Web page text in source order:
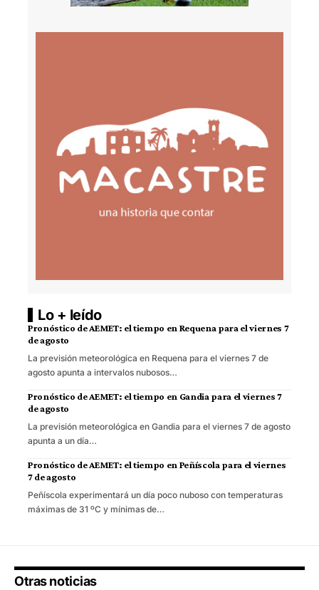
Lo + leído
Pronóstico de AEMET: el tiempo en Requena para el viernes 7
de agosto
La previsión meteorológica en Requena para el viernes 7 de
agosto apunta a intervalos nubosos…
Pronóstico de AEMET: el tiempo en Gandia para el viernes 7
de agosto
La previsión meteorológica en Gandia para el viernes 7 de agosto
apunta a un día…
Pronóstico de AEMET: el tiempo en Peñíscola para el viernes
7 de agosto
Peñíscola experimentará un día poco nuboso con temperaturas
máximas de 31 ºC y mínimas de…
Otras noticias